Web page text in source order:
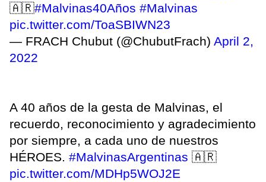
🇦🇷#Malvinas40Años #Malvinas
pic.twitter.com/ToaSBIWN23
— FRACH Chubut (@ChubutFrach) April 2,
2022
A 40 años de la gesta de Malvinas, el
recuerdo, reconocimiento y agradecimiento
por siempre, a cada uno de nuestros
HÉROES. #MalvinasArgentinas 🇦🇷
pic.twitter.com/MDHp5WOJ2E